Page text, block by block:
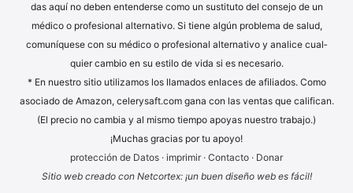
das aquí no deben enten­der­se como un susti­tu­to del con­se­jo de un
méd­ico o pro­fe­sio­nal alter­na­tivo. Si tiene algún pro­ble­ma de salud,
comuní­que­se con su méd­ico o pro­fe­sio­nal alter­na­tivo y ana­li­ce cual­
quier cam­bio en su esti­lo de vida si es necesario.
* En nues­tro sitio uti­liz­a­mos los llama­dos enlaces de afi­lia­dos. Como
aso­cia­do de Ama­zon, cele​ry​saft​.com gana con las ven­tas que cali­fi­can.
(El pre­cio no cam­bia y al mis­mo tiem­po apoyas nues­tro trabajo.)
¡Much­as gra­ci­as por tu apoyo!
pro­tección de Datos · impri­mir · Cont­ac­to · Donar
Sitio web cre­a­do con Net­cortex: ¡un buen dise­ño web es fácil!